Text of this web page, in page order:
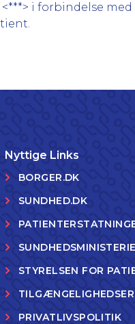
i forbindelse
Nyttige Links
BORGER.DK
SUNDHED.DK
STYRELSEN FOR
PRIVATLIVSPOLITIK